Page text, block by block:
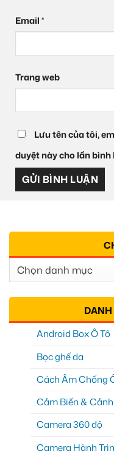
Email*
Trang web
Lưu tên của tôi,
duyệt này cho lần
Chuyên
Mục
Android Box Ô Tô
Bọc ghế da
Cách Âm Chống
Cảm Biến &
Camera 360 độ
Camera Hành